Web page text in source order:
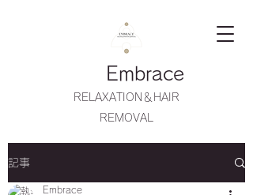
Embrace
RELAXATION＆HAIR
REMOVAL
記事
Embrace